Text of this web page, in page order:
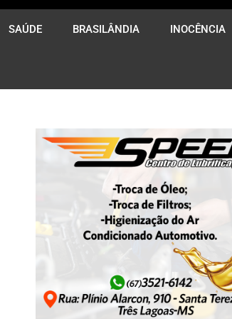
SAÚDE BRASILÂNDIA INOCÊNCIA